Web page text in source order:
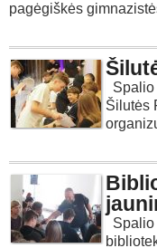
pagėgiškės
Spalio
Šilutės
Spalio